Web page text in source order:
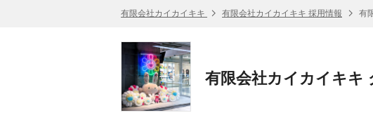
有限会社カイカイキキ 有限会社カイカイキキ 採用情報 有
有限会社カイカイキキ